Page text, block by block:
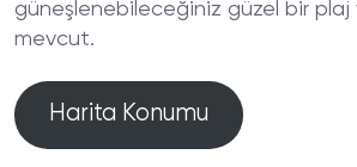
güneşlenebileceğiniz güzel bir plaj
mevcut.
Harita Konumu